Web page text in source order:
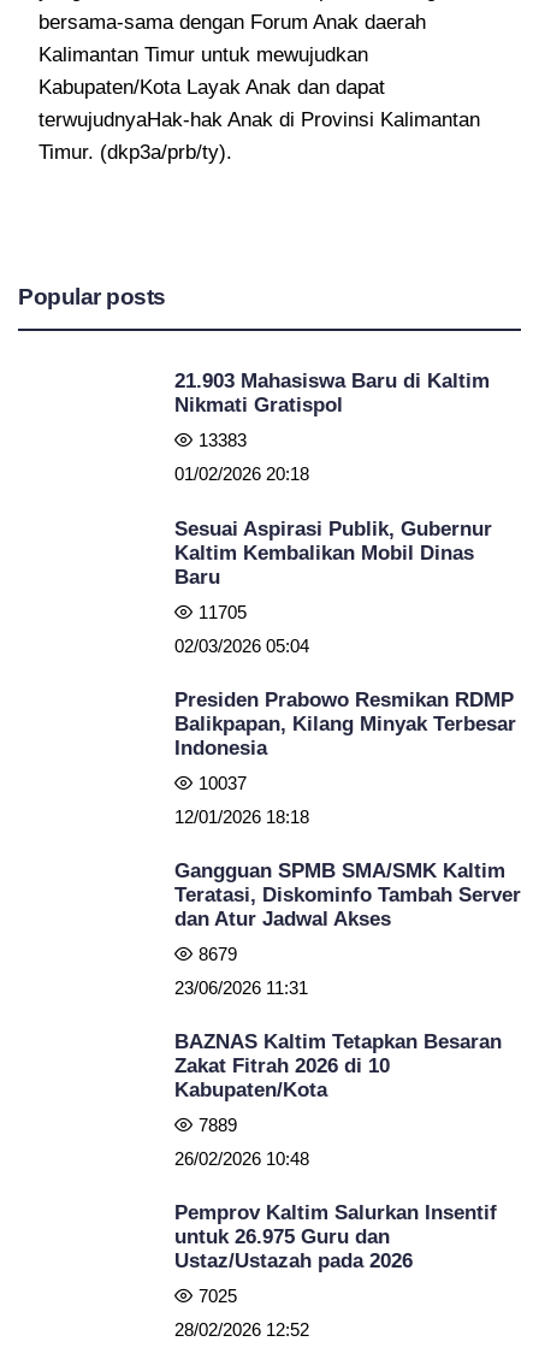
bersama-sama dengan Forum Anak daerah
Kalimantan Timur untuk mewujudkan
Kabupaten/Kota Layak Anak dan dapat
terwujudnyaHak-hak Anak di Provinsi Kalimantan
Timur. (dkp3a/prb/ty).
Popular posts
21.903 Mahasiswa Baru di Kaltim
Nikmati Gratispol
13383
01/02/2026 20:18
Sesuai Aspirasi Publik, Gubernur
Kaltim Kembalikan Mobil Dinas
Baru
11705
02/03/2026 05:04
Presiden Prabowo Resmikan RDMP
Balikpapan, Kilang Minyak Terbesar
Indonesia
10037
12/01/2026 18:18
Gangguan SPMB SMA/SMK Kaltim
Teratasi, Diskominfo Tambah Server
dan Atur Jadwal Akses
8679
23/06/2026 11:31
BAZNAS Kaltim Tetapkan Besaran
Zakat Fitrah 2026 di 10
Kabupaten/Kota
7889
26/02/2026 10:48
Pemprov Kaltim Salurkan Insentif
untuk 26.975 Guru dan
Ustaz/Ustazah pada 2026
7025
28/02/2026 12:52